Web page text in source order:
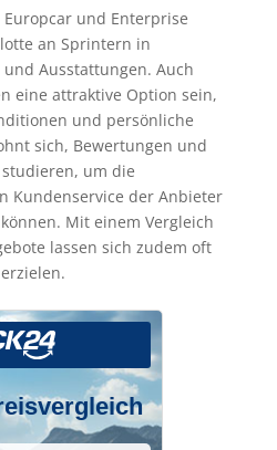
und Enterprise
an Sprintern in
Ausstattungen. Auch
eine attraktive Option sein,
und persönliche
sich, Bewertungen und
um die
Kundenservice der Anbieter
Mit einem Vergleich
lassen sich zudem oft